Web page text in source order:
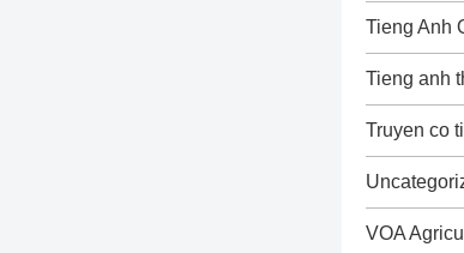
Tieng Anh
Tieng anh
Truyen co
VOA